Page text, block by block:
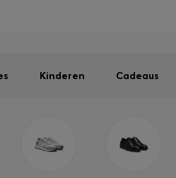
Kinderen Cadeaus